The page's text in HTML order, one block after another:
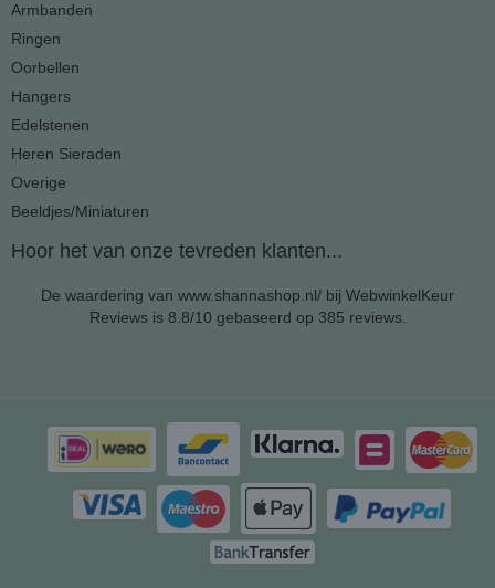
Armbanden
Ringen
Oorbellen
Hangers
Edelstenen
Heren Sieraden
Overige
Beeldjes/Miniaturen
Hoor het van onze tevreden klanten...
De waardering van www.shannashop.nl/ bij WebwinkelKeur
Reviewsis 8.8/10 gebaseerd op 385 reviews.